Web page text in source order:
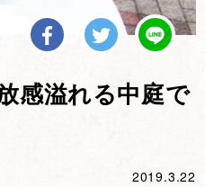
感溢れる中庭で
2019.3.22